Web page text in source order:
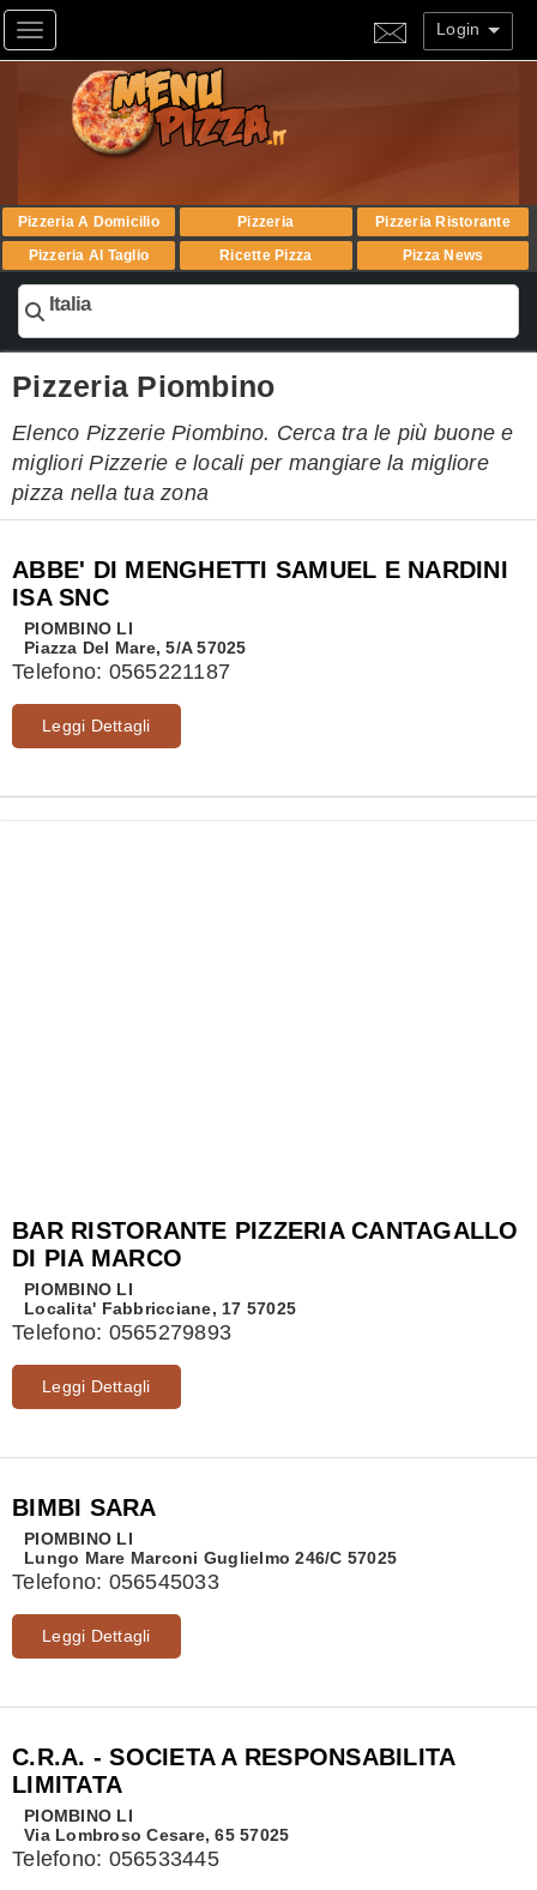
Toggle navigation Login
Pizzeria A Domicilio Pizzeria
Pizzeria Ristorante
Pizzeria Al Taglio
Ricette Pizza Pizza News
Italia
Pizzeria Piombino
Elenco Pizzerie Piombino. Cerca tra le più buone e
migliori Pizzerie e locali per mangiare la migliore
pizza nella tua zona
ABBE' DI MENGHETTI SAMUEL E NARDINI
ISA SNC
PIOMBINO LI
Piazza Del Mare, 5/A 57025
Telefono: 0565221187
Leggi Dettagli
BAR RISTORANTE PIZZERIA CANTAGALLO
DI PIA MARCO
PIOMBINO LI
Localita' Fabbricciane, 17 57025
Telefono: 0565279893
Leggi Dettagli
BIMBI SARA
PIOMBINO LI
Lungo Mare Marconi Guglielmo 246/C 57025
Telefono: 056545033
Leggi Dettagli
C.R.A. - SOCIETA A RESPONSABILITA
LIMITATA
PIOMBINO LI
Via Lombroso Cesare, 65 57025
Telefono: 056533445